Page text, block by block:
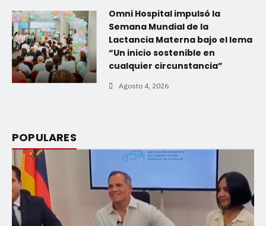
Omni Hospital impulsó la
Semana Mundial de la
Lactancia Materna bajo el lema
“Un inicio sostenible en
cualquier circunstancia”
Agosto 4, 2026
POPULARES